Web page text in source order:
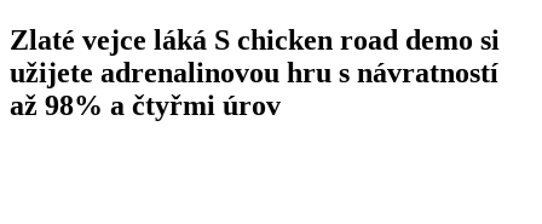
Zlaté vejce láká S chicken road demo si
užijete adrenalinovou hru s návratností
až 98% a čtyřmi úrov